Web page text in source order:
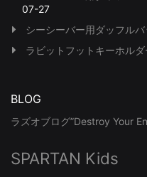
07-27
シーシーバー用ダッフル
ラビットフットキーホルダ
BLOG
ラズオブログ”Destroy Your
SPARTAN Kids